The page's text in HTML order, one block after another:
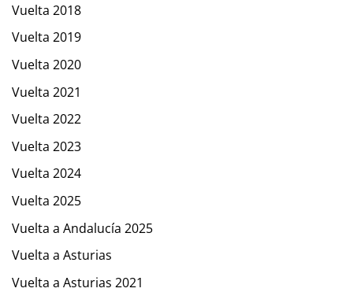
Vuelta 2018
Vuelta 2019
Vuelta 2020
Vuelta 2021
Vuelta 2022
Vuelta 2023
Vuelta 2024
Vuelta 2025
Vuelta a Andalucía 2025
Vuelta a Asturias
Vuelta a Asturias 2021